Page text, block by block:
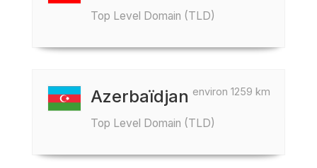
Top Level Domain (TLD)
environ 1259 km
Azerbaïdjan
Top Level Domain (TLD)